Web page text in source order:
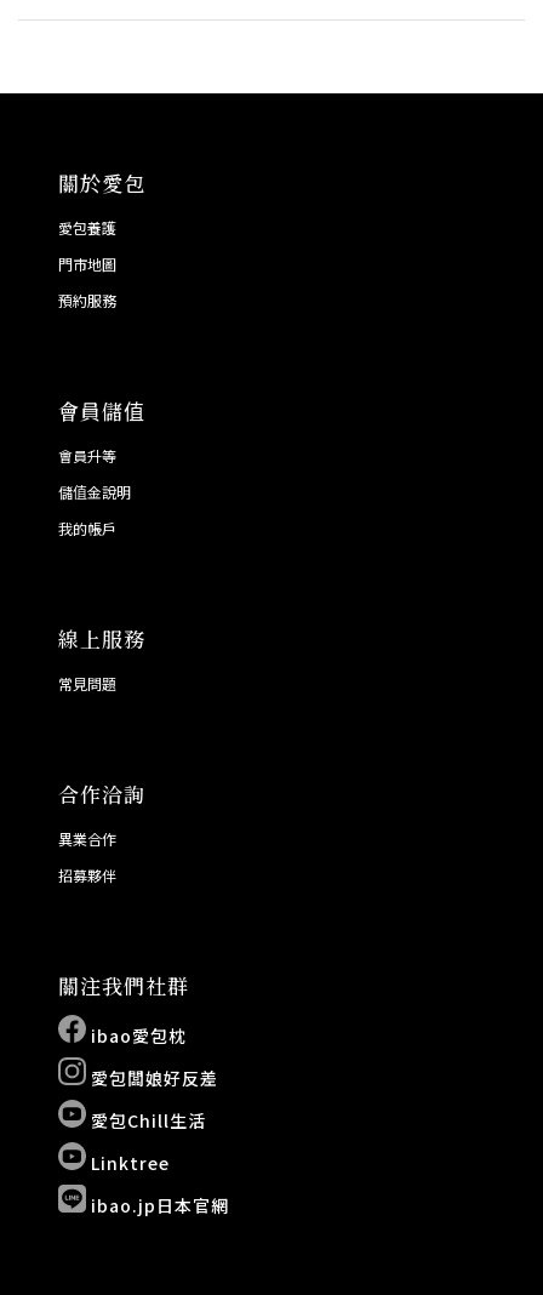
關於愛包
愛包養護
門市地圖
預約服務
會員儲值
會員升等
儲值金說明
我的帳戶
線上服務
常見問題
合作洽詢
異業合作
招募夥伴
關注我們社群
ibao愛包枕
愛包闆娘好反差
愛包Chill生活
Linktree
ibao.jp日本官網